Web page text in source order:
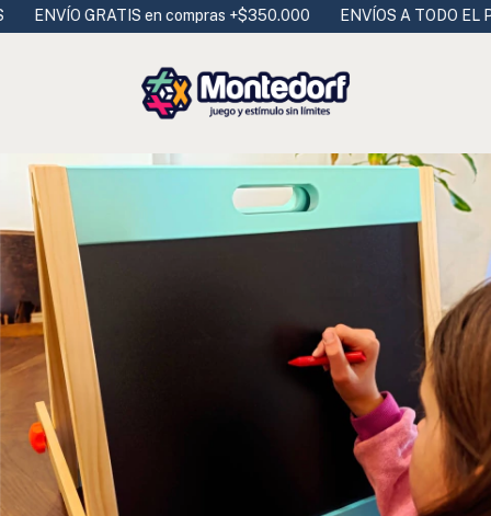
ENVÍO GRATIS en compras +$350.000 ENVÍOS A TODO EL